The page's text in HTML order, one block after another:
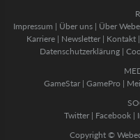
Impressum | Über uns| Über
Karriere | Newsletter | Kontakt |
Datenschutzerklärung |
GameStar| GamePro |
Twitter | Facebook |
Copyright ©